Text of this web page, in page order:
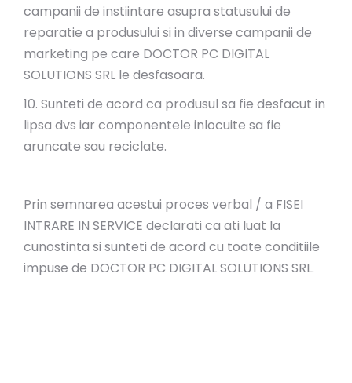
campanii de instiintare asupra statusului de
reparatie a produsului si in diverse campanii de
marketing pe care DOCTOR PC DIGITAL
SOLUTIONS SRL le desfasoara.
10. Sunteti de acord ca produsul sa fie desfacut in
lipsa dvs iar componentele inlocuite sa fie
aruncate sau reciclate.
Prin semnarea acestui proces verbal / a FISEI
INTRARE IN SERVICE declarati ca ati luat la
cunostinta si sunteti de acord cu toate conditiile
impuse de DOCTOR PC DIGITAL SOLUTIONS SRL.